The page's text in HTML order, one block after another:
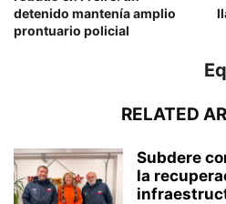
detenido mantenía amplio
prontuario policial
RELATED
Subdere
la